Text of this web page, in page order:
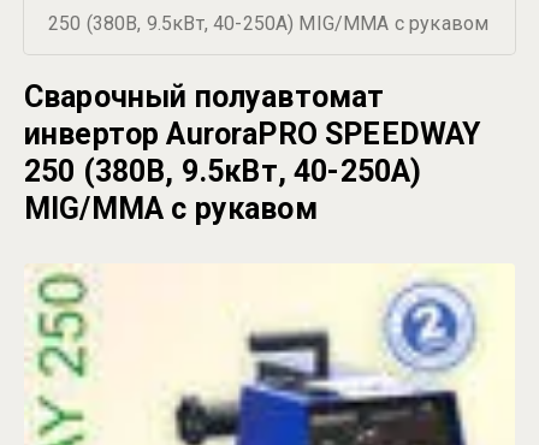
250 (380В, 9.5кВт, 40-250А) MIG/MMA с рукавом
Сварочный полуавтомат
инвертор AuroraPRO SPEEDWAY
250 (380В, 9.5кВт, 40-250А)
MIG/MMA с рукавом